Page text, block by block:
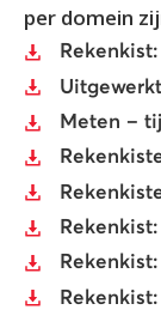
per domein
Meten –